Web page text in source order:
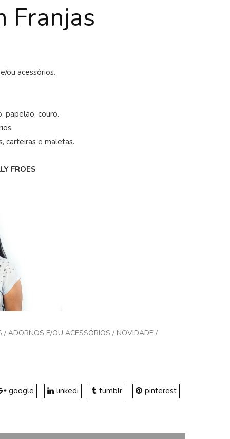
Franjas
ou acessórios.
papelão, couro.
carteiras e maletas.
FROES
/ ADORNOS E/OU ACESSÓRIOS / NOVIDADE /
google linkedi tumblr pinterest